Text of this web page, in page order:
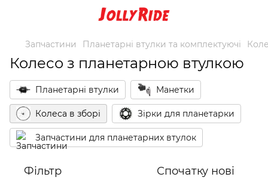
Запчастини Планетарні втулки та комплектуючі
Колесо з планетарною втулкою
Планетарні втулки Манетки
Колеса в зборі Зірки для планетарки
Запчастини для планетарних втулок
Фільтр Спочатку нові